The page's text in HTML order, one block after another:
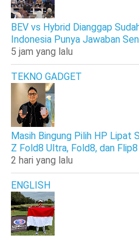
BEV vs Hybrid Dianggap
Indonesia Punya Jawaban
5 jam yang lalu
TEKNO GADGET
Masih Bingung Pilih HP Lipat
Z Fold8 Ultra, Fold8, dan Flip8
2 hari yang lalu
ENGLISH